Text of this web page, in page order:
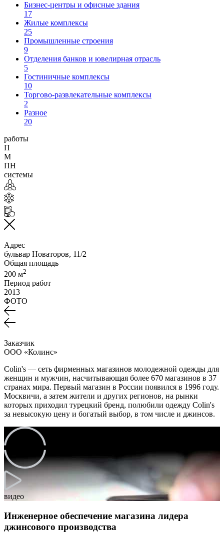
Бизнес-центры и офисные здания
17
Жилые комплексы
25
Промышленные строения
9
Отделения банков и ювелирная отрасль
5
Гостиничные комплексы
10
Торгово-развлекательные комплексы
2
Разное
20
работы
П
М
ПН
системы
Адрес
бульвар Новаторов, 11/2
Общая площадь
200 м2
Период работ
2013
ФОТО
Заказчик
ООО «Колинс»
Colin's — сеть фирменных магазинов молодежной одежды для
женщин и мужчин, насчитывающая более 670 магазинов в 37
странах мира. Первый магазин в России появился в 1996 году.
Москвичи, а затем жители и других регионов, на рынки
которых приходил турецкий бренд, полюбили одежду Colin's
за невысокую цену и богатый выбор, в том числе и джинсов.
видео
Инженерное обеспечение магазина лидера
джинсового производства